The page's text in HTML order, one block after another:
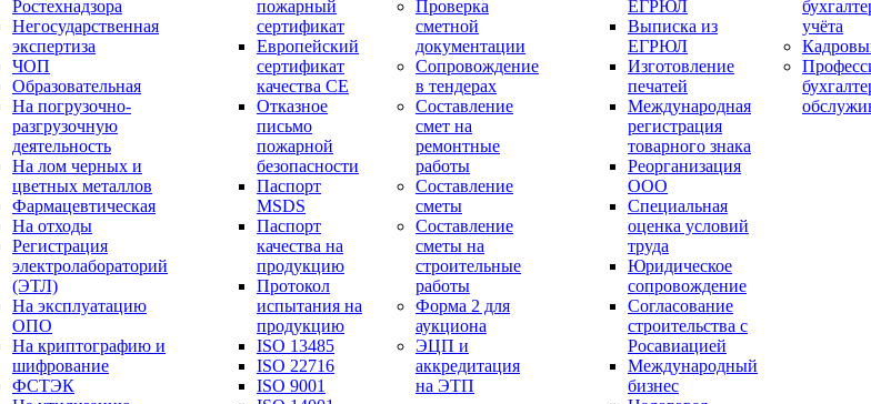
Ростехнадзора
Негосударственная
экспертиза
ЧОП
Образовательная
На погрузочно-
разгрузочную
деятельность
На лом черных и
цветных металлов
Фармацевтическая
На отходы
Регистрация
электролабораторий
(ЭТЛ)
На эксплуатацию
ОПО
На криптографию и
шифрование
ФСТЭК
пожарный
сертификат
Европейский
сертификат
качества СЕ
Отказное
письмо
пожарной
безопасности
Паспорт
МSDS
Паспорт
качества на
продукцию
Протокол
испытания на
продукцию
ISO 13485
ISO 22716
ISO 9001
Проверка
сметной
документации
Сопровождение
в тендерах
Составление
смет на
ремонтные
работы
Составление
сметы
Составление
сметы на
строительные
работы
Форма 2 для
аукциона
ЭЦП и
аккредитация
на ЭТП
ЕГРЮЛ
Выписка из
ЕГРЮЛ
Изготовление
печатей
Международная
регистрация
товарного знака
Реорганизация
ООО
Специальная
оценка условий
труда
Юридическое
сопровождение
Согласование
строительства с
Росавиацией
Международный
бизнес
учёта